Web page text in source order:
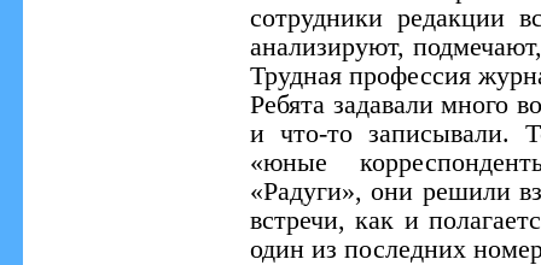
сотрудники редакции
анализируют,
Трудная профессия
Ребята задавали много
и что-то записывали.
«юные
«Радуги», они решили
встречи, как и
один из последних